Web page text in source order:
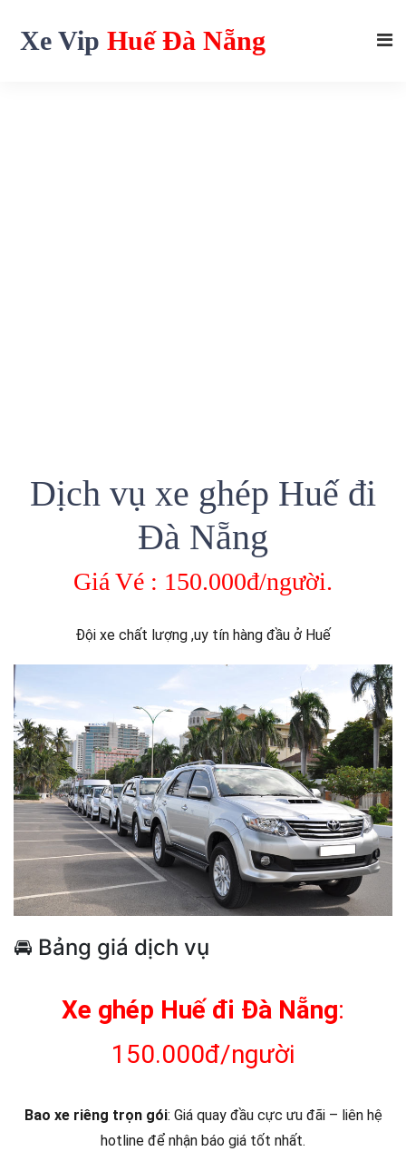
Xe Vip Huế Đà Nẵng
Dịch vụ xe ghép Huế đi
Đà Nẵng
Giá Vé : 150.000đ/người.
Đội xe chất lượng ,uy tín hàng đầu ở Huế
🚘 Bảng giá dịch vụ
Xe ghép Huế đi Đà Nẵng:
150.000đ/người
Bao xe riêng trọn gói: Giá quay đầu cực ưu đãi – liên hệ
hotline để nhận báo giá tốt nhất.